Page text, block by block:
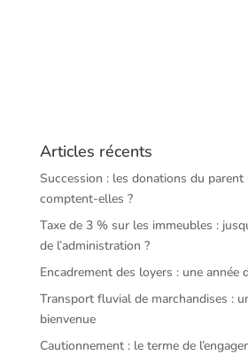
Articles récents
Succession : les donations du parent
comptent-elles ?
Taxe de 3 % sur les immeubles :
de l’administration ?
Encadrement des loyers : une année
Transport fluvial de marchandises :
bienvenue
Cautionnement : le terme de